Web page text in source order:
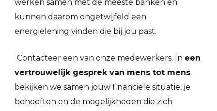
werken samen met de meeste banken en
kunnen daarom ongetwijfeld een
energielening vinden die bij jou past.
Contacteer een van onze medewerkers. In een
vertrouwelijk gesprek van mens tot mens
bekijken we samen jouw financiële situatie, je
behoeften en de mogelijkheden die zich